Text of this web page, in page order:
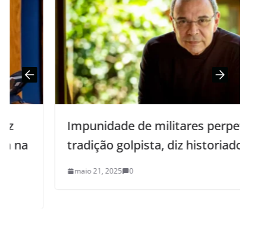
Impunidade de militares perpetuou
tradição golpista, diz historiador
maio 21, 2025 0